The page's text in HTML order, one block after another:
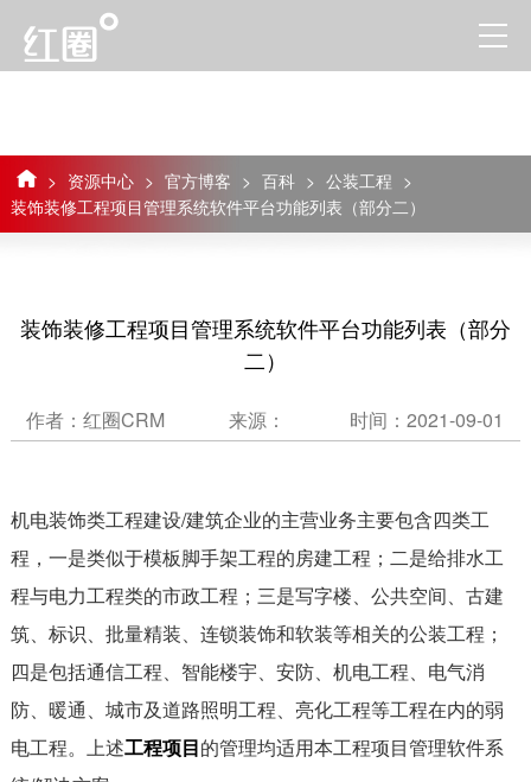
> 资源中心 > 官方博客 > 百科 > 公装工程 >
装饰装修工程项目管理系统软件平台功能列表（部分二）
装饰装修工程项目管理系统软件平台功能列表（部分
二）
作者：红圈CRM 来源： 时间：2021-09-01
机电装饰类工程建设/建筑企业的主营业务主要包含四类工
程，一是类似于模板脚手架工程的房建工程；二是给排水工
程与电力工程类的市政工程；三是写字楼、公共空间、古建
筑、标识、批量精装、连锁装饰和软装等相关的公装工程；
四是包括通信工程、智能楼宇、安防、机电工程、电气消
防、暖通、城市及道路照明工程、亮化工程等工程在内的弱
电工程。上述工程项目的管理均适用本工程项目管理软件系